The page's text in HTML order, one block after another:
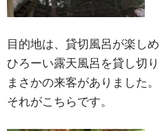
目的地は、貸切風呂が楽しめ
ひろーい露天風呂を貸し切
まさかの来客がありました。
それがこちらです。